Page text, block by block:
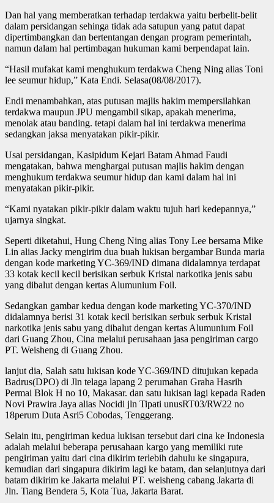
Dan hal yang memberatkan terhadap terdakwa yaitu berbelit-belit
dalam persidangan sehinga tidak ada satupun yang patut dapat
dipertimbangkan dan bertentangan dengan program pemerintah,
namun dalam hal pertimbagan hukuman kami berpendapat lain.
“Hasil mufakat kami menghukum terdakwa Cheng Ning alias Toni
lee seumur hidup,” Kata Endi. Selasa(08/08/2017).
Endi menambahkan, atas putusan majlis hakim mempersilahkan
terdakwa maupun JPU mengambil sikap, apakah menerima,
menolak atau banding. tetapi dalam hal ini terdakwa menerima
sedangkan jaksa menyatakan pikir-pikir.
Usai persidangan, Kasipidum Kejari Batam Ahmad Faudi
mengatakan, bahwa menghargai putusan majlis hakim dengan
menghukum terdakwa seumur hidup dan kami dalam hal ini
menyatakan pikir-pikir.
“Kami nyatakan pikir-pikir dalam waktu tujuh hari kedepannya,”
ujarnya singkat.
Seperti diketahui, Hung Cheng Ning alias Tony Lee bersama Mike
Lin alias Jacky mengirim dua buah lukisan bergambar Bunda maria
dengan kode marketing YC-369/IND dimana didalamnya terdapat
33 kotak kecil kecil berisikan serbuk Kristal narkotika jenis sabu
yang dibalut dengan kertas Alumunium Foil.
Sedangkan gambar kedua dengan kode marketing YC-370/IND
didalamnya berisi 31 kotak kecil berisikan serbuk serbuk Kristal
narkotika jenis sabu yang dibalut dengan kertas Alumunium Foil
dari Guang Zhou, Cina melalui perusahaan jasa pengiriman cargo
PT. Weisheng di Guang Zhou.
lanjut dia, Salah satu lukisan kode YC-369/IND ditujukan kepada
Badrus(DPO) di Jln telaga lapang 2 perumahan Graha Hasrih
Permai Blok H no 10, Makasar. dan satu lukisan lagi kepada Raden
Novi Prawira Jaya alias Nocidi jln Tipati unusRT03/RW22 no
18perum Duta Asri5 Cobodas, Tenggerang.
Selain itu, pengiriman kedua lukisan tersebut dari cina ke Indonesia
adalah melalui beberapa perusahaan kargo yang memiliki rute
pengiriman yaitu dari cina dikirim terlebih dahulu ke singapura,
kemudian dari singapura dikirim lagi ke batam, dan selanjutnya dari
batam dikirim ke Jakarta melalui PT. weisheng cabang Jakarta di
Jln. Tiang Bendera 5, Kota Tua, Jakarta Barat.